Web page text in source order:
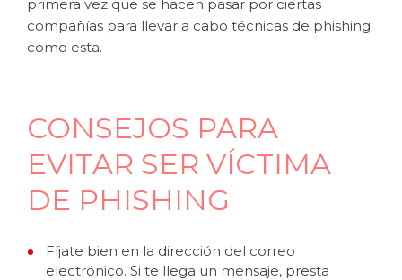
primera vez que se hacen pasar por ciertas
compañías para llevar a cabo técnicas de phishing
como esta.
CONSEJOS PARA
EVITAR SER VÍCTIMA
DE PHISHING
Fíjate bien en la dirección del correo
electrónico. Si te llega un mensaje, presta